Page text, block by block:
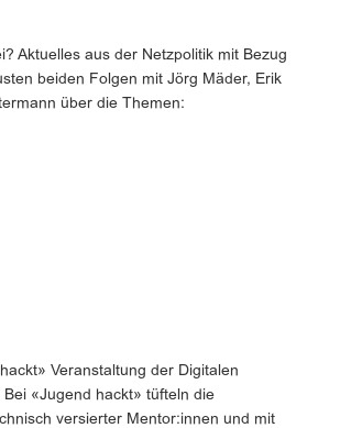
Aktuelles aus der Netzpolitik mit Bezug
beiden Folgen mit Jörg Mäder, Erik
über die Themen:
Veranstaltung der Digitalen
«Jugend hackt» tüfteln die
versierter Mentor:innen und mit